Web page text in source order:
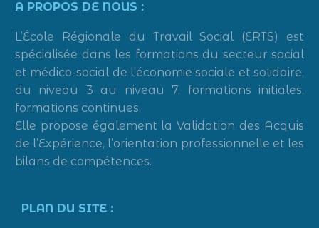
A PROPOS DE NOUS :
L’École Régionale du Travail Social (ERTS) est
spécialisée dans les formations du secteur social
et médico-social de l’économie sociale et solidaire,
du niveau 3 au niveau 7, formations initiales,
formations continues.
Elle propose également la Validation des Acquis
de l’Expérience, l’orientation professionnelle et les
bilans de compétences.
PLAN DU SITE :